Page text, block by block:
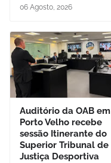
06 Agosto, 2026
Auditório da OAB em
Porto Velho recebe
sessão Itinerante do
Superior Tribunal de
Justiça Desportiva